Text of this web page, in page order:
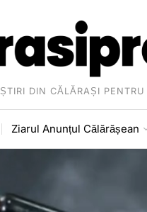
ȘTIRI DIN CĂLĂRAȘI PENTRU
Ziarul Anunțul Călărășean